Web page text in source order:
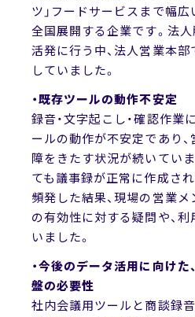
ツ」フードサービスまで幅
全国展開する企業です。法
活発に行う中、法人営業本
していました。
・既存ツールの動作不安定
録音・文字起こし・確認作業
ールの動作が不安定であり
障をきたす状況が続いてい
ても議事録が正常に作成さ
頻発した結果、現場の営業
の有効性に対する疑問や、
いました。
・今後のデータ活用に向けた
盤の必要性
社内会議用ツールと商談録